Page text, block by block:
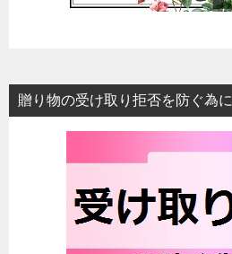
贈り物の受け取り拒否を防ぐ為に